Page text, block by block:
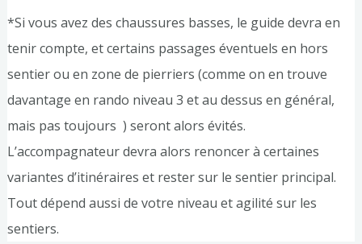
*Si vous avez des chaussures basses, le guide devra en
tenir compte, et certains passages éventuels en hors
sentier ou en zone de pierriers (comme on en trouve
davantage en rando niveau 3 et au dessus en général,
mais pas toujours ) seront alors évités.
L’accompagnateur devra alors renoncer à certaines
variantes d’itinéraires et rester sur le sentier principal.
Tout dépend aussi de votre niveau et agilité sur les
sentiers.